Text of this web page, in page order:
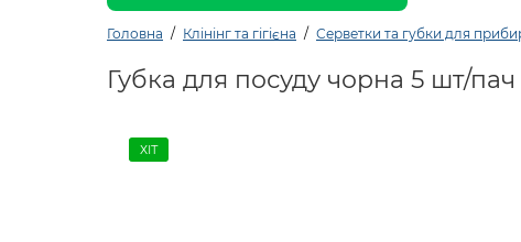
Головна Клінінг та гігієна Серветки та губки для
Губка для посуду чорна 5 шт/пач
ХІТ